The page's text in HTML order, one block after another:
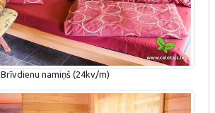
Brīvdienu namiņš (24kv/m)